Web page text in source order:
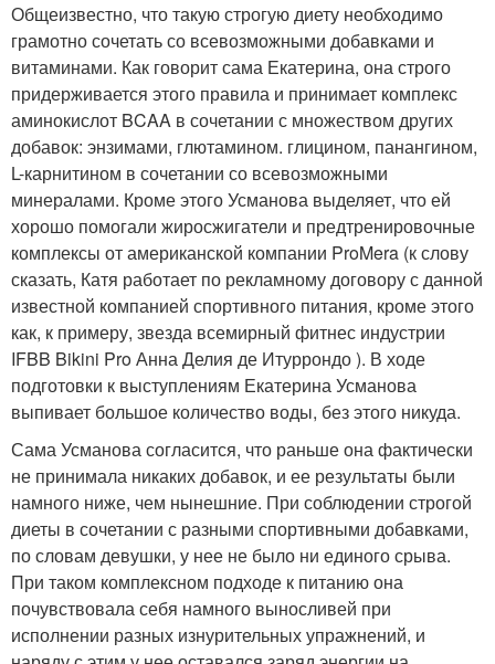
Общеизвестно, что такую строгую диету необходимо
грамотно сочетать со всевозможными добавками и
витаминами. Как говорит сама Екатерина, она строго
придерживается этого правила и принимает комплекс
аминокислот BCAA в сочетании с множеством других
добавок: энзимами, глютамином. глицином, панангином,
L-карнитином в сочетании со всевозможными
минералами. Кроме этого Усманова выделяет, что ей
хорошо помогали жиросжигатели и предтренировочные
комплексы от американской компании ProMera (к слову
сказать, Катя работает по рекламному договору с данной
известной компанией спортивного питания, кроме этого
как, к примеру, звезда всемирный фитнес индустрии
IFBB Bikini Pro Анна Делия де Итуррондо ). В ходе
подготовки к выступлениям Екатерина Усманова
выпивает большое количество воды, без этого никуда.
Сама Усманова согласится, что раньше она фактически
не принимала никаких добавок, и ее результаты были
намного ниже, чем нынешние. При соблюдении строгой
диеты в сочетании с разными спортивными добавками,
по словам девушки, у нее не было ни единого срыва.
При таком комплексном подходе к питанию она
почувствовала себя намного выносливей при
исполнении разных изнурительных упражнений, и